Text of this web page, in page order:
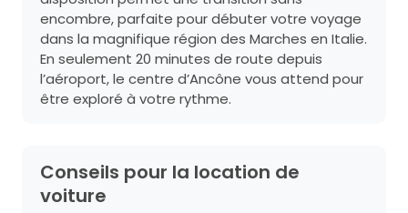
encombre, parfaite pour débuter votre voyage
dans la magnifique région des Marches en Italie.
En seulement 20 minutes de route depuis
l’aéroport, le centre d’Ancône vous attend pour
être exploré à votre rythme.
Conseils pour la location de
voiture